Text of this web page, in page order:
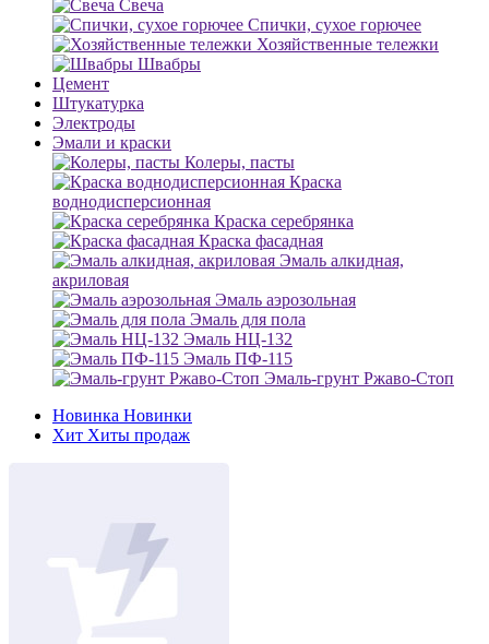
Свеча
Спички, сухое горючее
Хозяйственные тележки
Швабры
Цемент
Штукатурка
Электроды
Эмали и краски
Колеры, пасты
Краска
воднодисперсионная
Краска серебрянка
Краска фасадная
Эмаль алкидная,
акриловая
Эмаль аэрозольная
Эмаль для пола
Эмаль НЦ-132
Эмаль ПФ-115
Эмаль-грунт Ржаво-Стоп
Новинка Новинки
Хит Хиты продаж